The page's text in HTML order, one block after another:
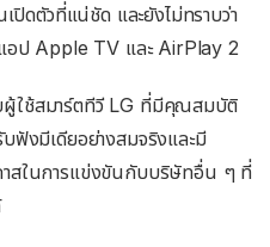
เปิดตัวที่แน่ชัด และยังไม่ทราบว่า
อป Apple TV และ AirPlay 2
ผู้ใช้สมาร์ตทีวี LG ที่มีคุณสมบัติ
ฟังมีเดียอย่างสมจริงและมี
สในการแข่งขันกับบริษัทอื่น ๆ ที่